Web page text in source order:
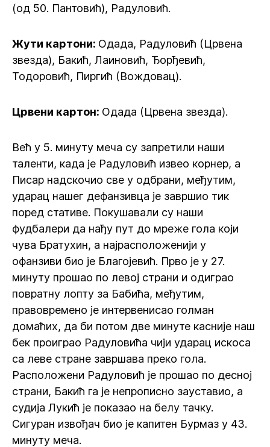
(од 50. Пантовић), Радуловић.
Жути картони: Одада, Радуловић (Црвена
звезда), Бакић, Лаиновић, Ђорђевић,
Тодоровић, Пиргић (Вождовац).
Црвени картон: Одада (Црвена звезда).
Већ у 5. минуту меча су запретили наши
таленти, када је Радуловић извео корнер, а
Писар надскочио све у одбрани, међутим,
ударац нашег дефанзивца је завршио тик
поред стативе. Покушавали су наши
фудбалери да нађу пут до мреже гола који
чува Братухин, а најрасположенији у
офанзиви био је Благојевић. Прво је у 27.
минуту прошао по левој страни и одиграо
повратну лопту за Бабића, међутим,
правовремено је интервенисао голман
домаћих, да би потом две минуте касније наш
бек проиграо Радуловића чији ударац искоса
са леве стране завршава преко гола.
Расположени Радуловић је прошао по десној
страни, Бакић га је непрописно зауставио, а
судија Лукић је показао на белу тачку.
Сигуран извођач био је капитен Бурмаз у 43.
минуту меча.